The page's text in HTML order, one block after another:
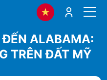
ALABAMA:
TRÊN ĐẤT MỸ